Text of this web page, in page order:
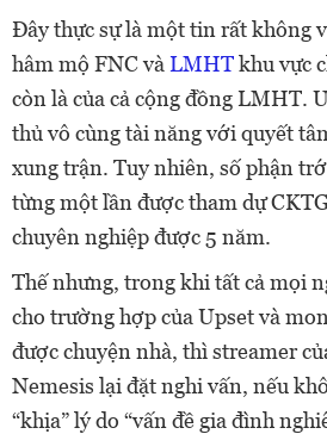
Đây thực sự là một tin rất không
hâm mộ FNC và LMHTkhu vực
còn là của cả cộng đồng LMHT.
thủ vô cùng tài năng với quyết
xung trận. Tuy nhiên, số phận
từng một lần được tham dự
chuyên nghiệp được 5 năm.
Thế nhưng, trong khi tất cả mọi
cho trường hợp của Upset và
được chuyện nhà, thì streamer
Nemesis lại đặt nghi vấn, nếu
“khịa” lý do “vấn đề gia đình